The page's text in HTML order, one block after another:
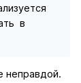
в
неправдой.